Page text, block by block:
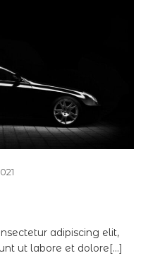
adipiscing elit,
ut labore et dolore[…]